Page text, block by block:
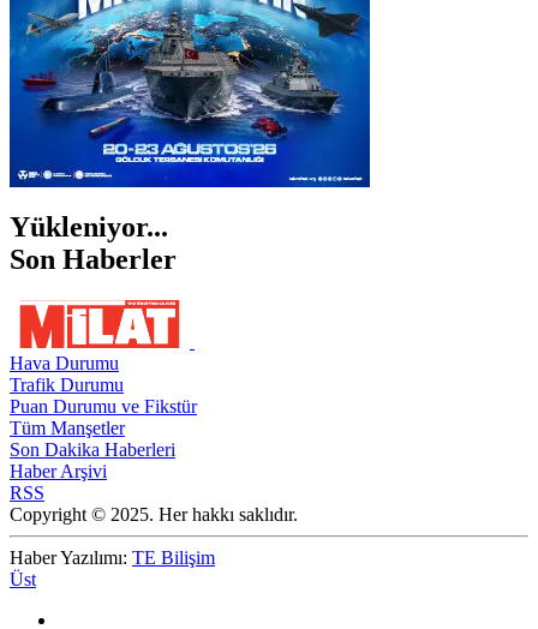
Yükleniyor...
Son Haberler
Hava Durumu
Trafik Durumu
Puan Durumu ve Fikstür
Tüm Manşetler
Son Dakika Haberleri
Haber Arşivi
RSS
Copyright © 2025. Her hakkı saklıdır.
Haber Yazılımı: TE Bilişim
Üst